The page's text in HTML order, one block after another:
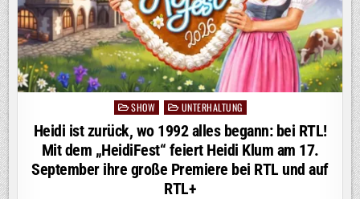
Posted
in
SHOW UNTERHALTUNG
Heidi ist zurück, wo 1992 alles begann: bei RTL!
Mit dem „HeidiFest“ feiert Heidi Klum am 17.
September ihre große Premiere bei RTL und auf
RTL+